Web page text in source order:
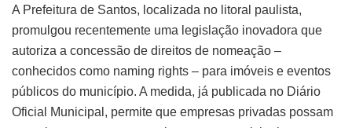
A Prefeitura de Santos, localizada no litoral paulista,
promulgou recentemente uma legislação inovadora que
autoriza a concessão de direitos de nomeação –
conhecidos como naming rights – para imóveis e eventos
públicos do município. A medida, já publicada no Diário
Oficial Municipal, permite que empresas privadas possam